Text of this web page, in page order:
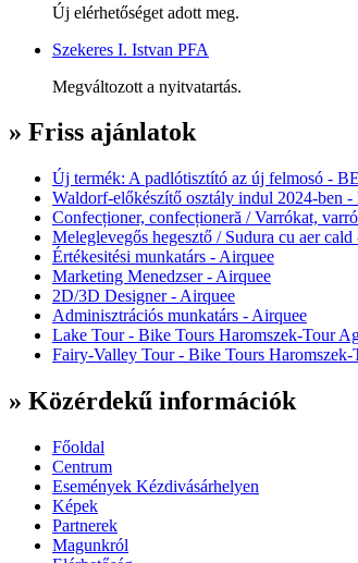
Új elérhetőséget adott meg.
Szekeres I. Istvan PFA
Megváltozott a nyitvatartás.
» Friss ajánlatok
Új termék: A padlótisztító az új felmosó -
Waldorf-előkészítő osztály indul 2024-ben
Confecționer, confecționeră / Varrókat,
Meleglevegős hegesztő / Sudura cu aer
Értékesitési munkatárs - Airquee
Marketing Menedzser - Airquee
2D/3D Designer - Airquee
Adminisztrációs munkatárs - Airquee
Lake Tour - Bike Tours Haromszek-Tour
Fairy-Valley Tour - Bike Tours Haromszek-
» Közérdekű információk
Főoldal
Centrum
Események Kézdivásárhelyen
Képek
Partnerek
Magunkról